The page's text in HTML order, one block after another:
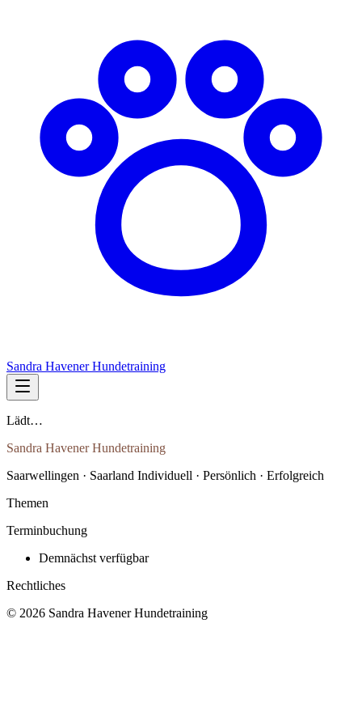
Sandra Havener Hundetraining
Lädt…
Sandra Havener Hundetraining
Saarwellingen · Saarland Individuell · Persönlich · Erfolgreich
Themen
Terminbuchung
Demnächst verfügbar
Rechtliches
© 2026 Sandra Havener Hundetraining